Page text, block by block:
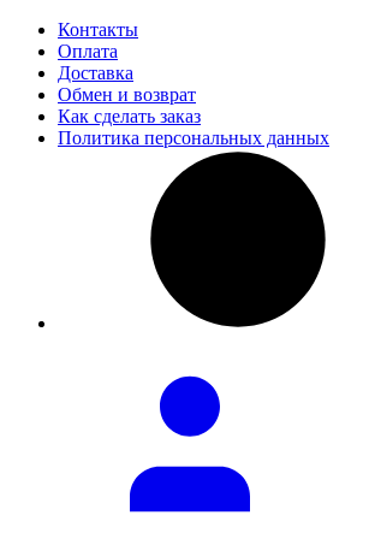
Контакты
Оплата
Доставка
Обмен и возврат
Как сделать заказ
Политика персональных данных